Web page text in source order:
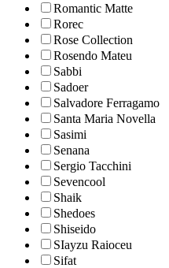
Romantic Matte
Rorec
Rose Collection
Rosendo Mateu
Sabbi
Sadoer
Salvadore Ferragamo
Santa Maria Novella
Sasimi
Senana
Sergio Tacchini
Sevencool
Shaik
Shedoes
Shiseido
SIayzu Raioceu
Sifat